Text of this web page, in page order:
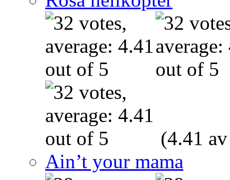
(4.41
Ain’t your mama